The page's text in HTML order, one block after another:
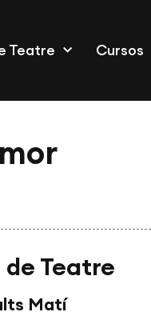
Teatre Cursos
de Teatre
Matí